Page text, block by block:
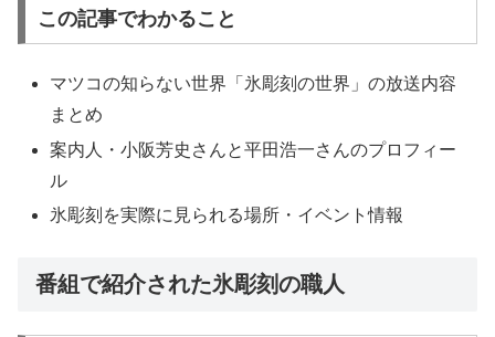
この記事でわかること
マツコの知らない世界「氷彫刻の世界」の放送内容
まとめ
案内人・小阪芳史さんと平田浩一さんのプロフィー
ル
氷彫刻を実際に見られる場所・イベント情報
番組で紹介された氷彫刻の職人